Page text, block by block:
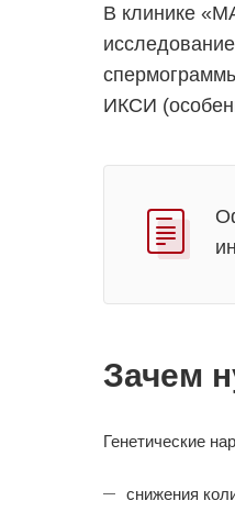
В клинике
ИКСИ
Зачем
Генетические
снижения